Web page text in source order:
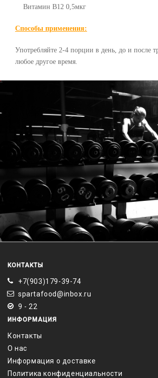
Витамин B12 0,5мкг
Способы применения:
Употребляйте 2-4 порции в день, до и после
любое другое время.
КОНТАКТЫ
+7(903)179-39-74
spartafood@inbox.ru
9 - 22
ИНФОРМАЦИЯ
Контакты
О нас
Информация о доставке
Политика конфиденциальности